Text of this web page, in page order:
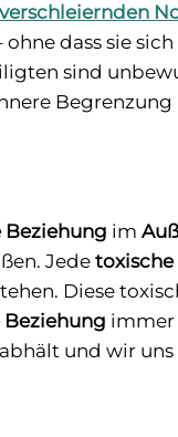
ohne dass sie
sind
Begrenzung
Beziehung im
Jede toxische
Diese
immer
abhält und wir uns